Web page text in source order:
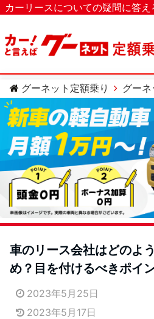
カーリースについての疑問に答え
マガジンTOP
カーリースとは？
ベストなカーリースを探す
カテゴリー
カーリースについての疑問
カーローンについての疑問
車のメンテナンスについての疑
グーネット定額乗り
グー
車のリース会社はどのよ
め？目を付けるべきポイ
2023年5月25日
2023年5月17日